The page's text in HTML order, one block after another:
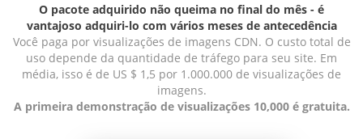
O pacote adquirido não queima no final do mês - é
vantajoso adquiri-lo com vários meses de antecedência
Você paga por visualizações de imagens CDN. O custo total de
uso depende da quantidade de tráfego para seu site. Em
média, isso é de US $ 1,5 por 1.000.000 de visualizações de
imagens.
A primeira demonstração de visualizações 10,000 é gratuita.